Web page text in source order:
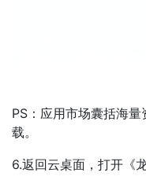
PS：应用市场囊括海
载。
6.返回云桌面，打开 《